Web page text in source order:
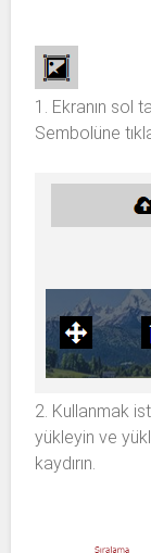
1. Ekranın sol
Sembolüne
2. Kullanmak
yükleyin ve
kaydırın.